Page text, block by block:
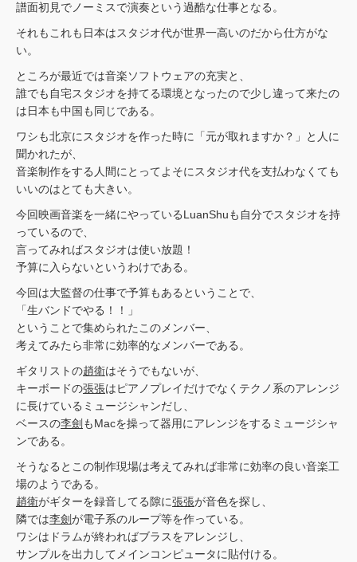
譜面初見でノーミスで演奏という過酷な仕事となる。
それもこれも日本はスタジオ代が世界一高いのだから仕方がな
い。
ところが最近では音楽ソフトウェアの充実と、
誰でも自宅スタジオを持てる環境となったので少し違って来たの
は日本も中国も同じである。
ワシも北京にスタジオを作った時に「元が取れますか？」と人に
聞かれたが、
音楽制作をする人間にとってよそにスタジオ代を支払わなくても
いいのはとても大きい。
今回映画音楽を一緒にやっているLuanShuも自分でスタジオを持
っているので、
言ってみればスタジオは使い放題！
予算に入らないというわけである。
今回は大監督の仕事で予算もあるということで、
「生バンドでやる！！」
ということで集められたこのメンバー、
考えてみたら非常に効率的なメンバーである。
ギタリストの趙衛はそうでもないが、
キーボードの張張はピアノプレイだけでなくテクノ系のアレンジ
に長けているミュージシャンだし、
ベースの李劍 もMacを操って器用にアレンジをするミュージシャ
ンである。
そうなるとこの制作現場は考えてみれば非常に効率の良い音楽工
場のようである。
趙衛がギターを録音してる隙に張張が音色を探し、
隣では李劍が電子系のループ等を作っている。
ワシはドラムが終わればブラスをアレンジし、
サンプルを出力してメインコンピュータに貼付ける。